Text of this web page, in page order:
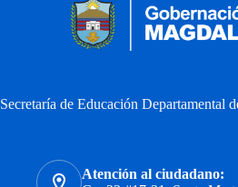
Secretaría de Educación Departamental
Atención al ciudadano: